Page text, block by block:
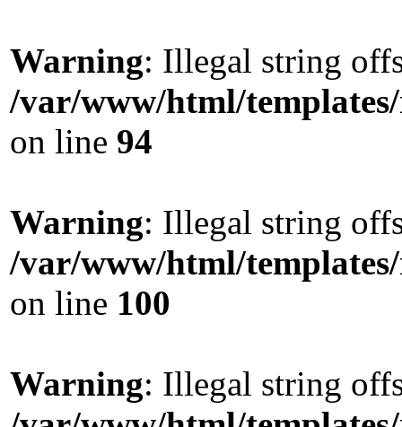
Warning: Illegal string
/var/www/html/
on line 94
Warning: Illegal string
/var/www/html/
on line 100
Warning: Illegal string